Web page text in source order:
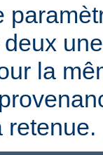
la
retenue.